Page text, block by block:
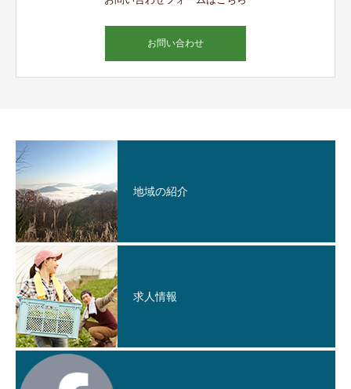
お問い合わせ
地域の紹介
求人情報